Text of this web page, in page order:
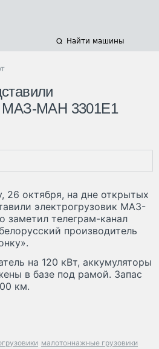
Найти машины
МАЗ-МАН 3301Е1
26 октября, на дне открытых
электрогрузовик МАЗ-
заметил телеграм-канал
производитель
на 120 кВт, аккумуляторы
в базе под рамой. Запас
км.
малотоннажные грузовики